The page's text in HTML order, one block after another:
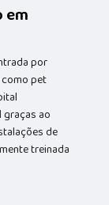
em
por
pet
ao
de
treinada